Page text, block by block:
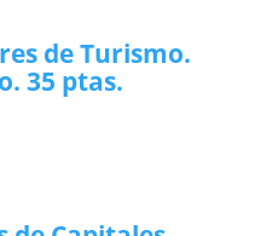
de Turismo.
35 ptas.